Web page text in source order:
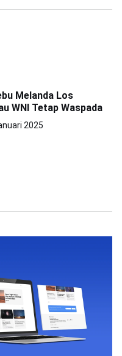
Melanda Los
WNI Tetap Waspada
2025